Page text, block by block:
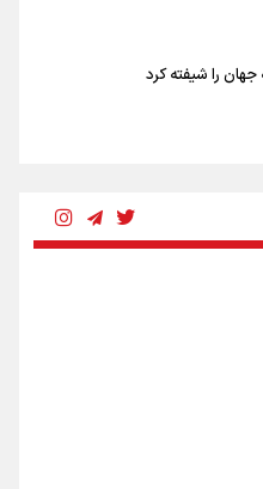
جهان را شیفته کرد